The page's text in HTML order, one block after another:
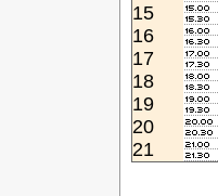
15
16
17
18
19
20
21